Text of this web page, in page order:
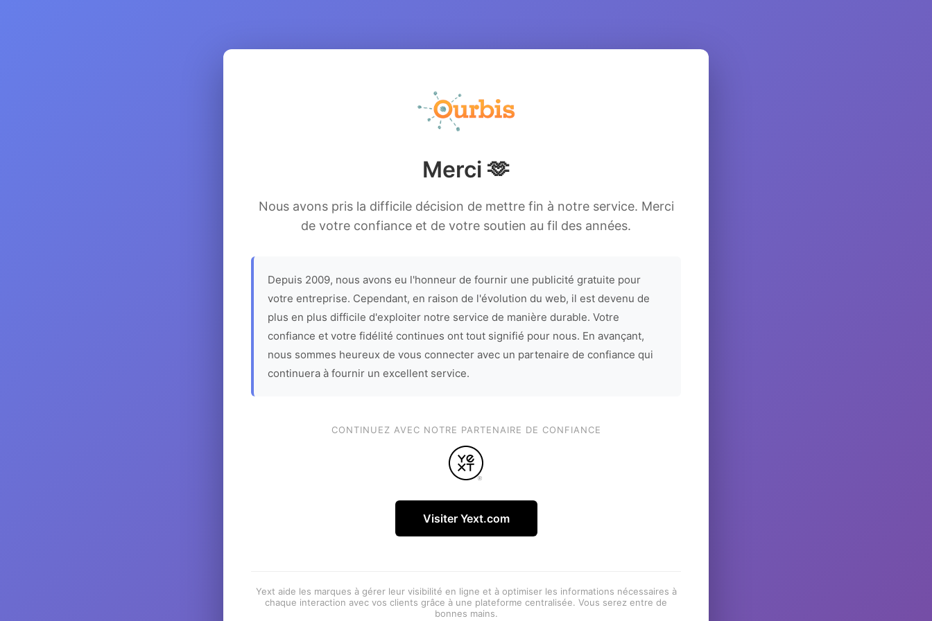
Merci 🫶
Nous avons pris la difficile décision de mettre fin à notre service. Merci
de votre confiance et de votre soutien au fil des années.
Depuis 2009, nous avons eu l'honneur de fournir une publicité gratuite pour
votre entreprise. Cependant, en raison de l'évolution du web, il est devenu de
plus en plus difficile d'exploiter notre service de manière durable. Votre
confiance et votre fidélité continues ont tout signifié pour nous. En avançant,
nous sommes heureux de vous connecter avec un partenaire de confiance qui
continuera à fournir un excellent service.
CONTINUEZ AVEC NOTRE PARTENAIRE DE CONFIANCE
Visiter Yext.com
Yext aide les marques à gérer leur visibilité en ligne et à optimiser les informations nécessaires à
chaque interaction avec vos clients grâce à une plateforme centralisée. Vous serez entre de
bonnes mains.